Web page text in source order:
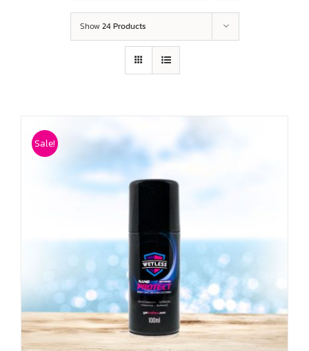
Show 24 Products
Sale!